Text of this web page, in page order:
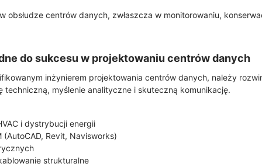
obsłudze centrów danych, zwłaszcza w monitorowaniu,
do sukcesu w projektowaniu centrów danych
inżynierem projektowania centrów danych, należy
techniczną, myślenie analityczne i skuteczną komunikację.
i dystrybucji energii
Revit, Navisworks)
strukturalne